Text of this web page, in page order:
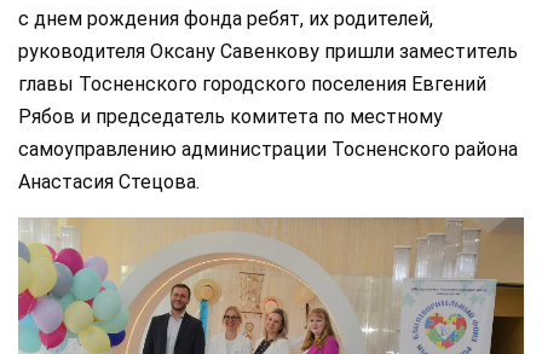
с днем рождения фонда ребят, их родителей,
руководителя Оксану Савенкову пришли заместитель
главы Тосненского городского поселения Евгений
Рябов и председатель комитета по местному
самоуправлению администрации Тосненского района
Анастасия Стецова.